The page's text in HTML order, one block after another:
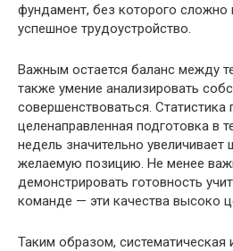
фундамент, без которого сложно
успешное трудоустройство.
Важным остается баланс между
также умение анализировать
совершенствоваться. Статистика
целенаправленная подготовка в
недель значительно увеличивает
желаемую позицию. Не менее
демонстрировать готовность
команде — эти качества высоко
Таким образом, систематическая